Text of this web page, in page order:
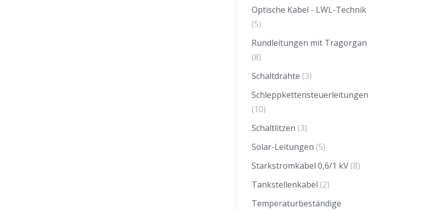
Optische Kabel - LWL-Technik
(5)
Rundleitungen mit Tragorgan
(8)
Schaltdrähte (3)
Schleppkettensteuerleitungen
(10)
Schaltlitzen (3)
Solar-Leitungen (5)
Starkstromkabel 0,6/1 kV (8)
Tankstellenkabel (2)
Temperaturbeständige